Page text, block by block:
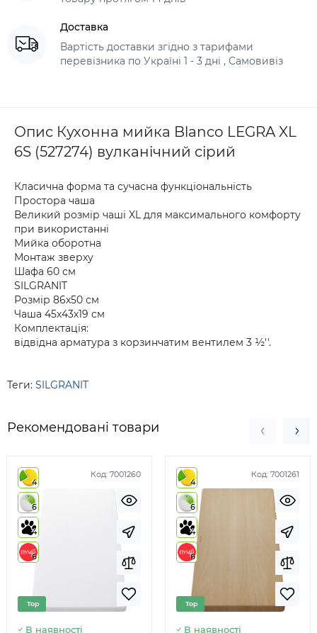
Доставка
Вартість доставки згідно з тарифами
перевізника по Україні 1 - 3 дні , Самовивіз
Опис Кухонна мийка Blanco LEGRA XL
6S (527274) вулканічний сірий
Класична форма та сучасна функціональність
Простора чаша
Великий розмір чаші XL для максимального комфорту
при використанні
Мийка оборотна
Монтаж зверху
Шафа 60 см
SILGRANIT
Розмір 86х50 см
Чаша 45х43х19 см
Комплектація:
відвідна арматура з корзинчатим вентилем 3 ½''.
Теги: SILGRANIT
Рекомендовані товари
Код: 7001260
4
6
4
6
Top
В наявності
Код: 7001261
4
6
4
6
Top
В наявності